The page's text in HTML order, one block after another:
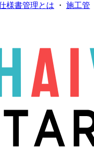
様書管理とは ・ 施工管